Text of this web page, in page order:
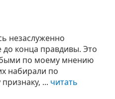
незаслуженно
конца правдивы. Это
по моему мнению
набирали по
... читать